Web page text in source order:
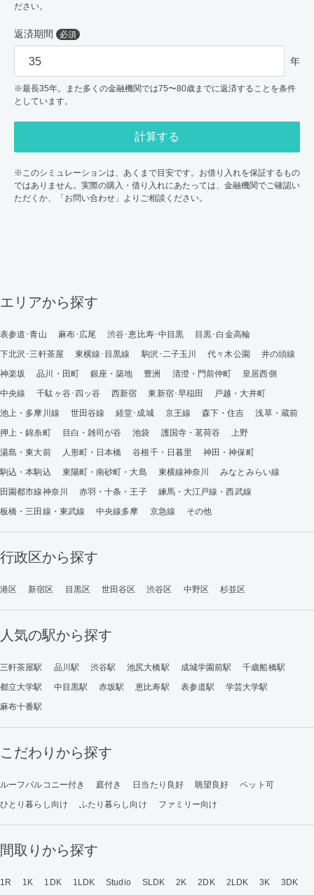
ださい。
返済期間 必須
年
※最長35年。また多くの金融機関では75〜80歳までに返済することを条件
としています。
計算する
※このシミュレーションは、あくまで目安です。お借り入れを保証するもの
ではありません。実際の購入・借り入れにあたっては、金融機関でご確認い
ただくか、「お問い合わせ」よりご相談ください。
エリアから探す
表参道･青山 麻布･広尾 渋谷･恵比寿･中目黒
目黒･白金高輪
下北沢･三軒茶屋
東横線･目黒線 駒沢･二子玉川 代々木公園
井の頭線
神楽坂
品川・田町 銀座・築地 豊洲 清澄・門前仲町
皇居西側
中央線
千駄ヶ谷･四ッ谷 西新宿 東新宿･早稲田
戸越・大井町
池上・多摩川線
世田谷線 経堂･成城 京王線 森下・住吉
浅草・蔵前
押上・錦糸町
目白・雑司が谷 池袋 護国寺・茗荷谷
上野
湯島・東大前
人形町・日本橋 谷根千・日暮里
神田・神保町
駒込・本駒込
東陽町・南砂町・大島 東横線神奈川
みなとみらい線
田園都市線神奈川
赤羽・十条・王子
練馬・大江戸線・西武線
板橋・三田線・東武線
中央線多摩 京急線 その他
行政区から探す
港区 新宿区 目黒区 世田谷区 渋谷区 中野区 杉並区
人気の駅から探す
三軒茶屋駅 品川駅 渋谷駅 池尻大橋駅 成城学園前駅
千歳船橋駅
都立大学駅
中目黒駅 赤坂駅 恵比寿駅 表参道駅
学芸大学駅
麻布十番駅
こだわりから探す
ルーフバルコニー付き 庭付き 日当たり良好 眺望良好
ペット可
ひとり暮らし向け
ふたり暮らし向け ファミリー向け
間取りから探す
1R 1K 1DK 1LDK Studio SLDK 2K 2DK 2LDK 3K
3DK